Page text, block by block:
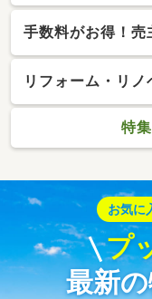
手数料がお得！売
リフォーム・リ
特
お気に
プ
最新